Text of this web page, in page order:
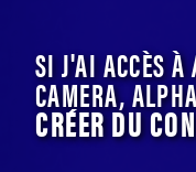
SI J'AI ACCÈS À
CAMERA,
CRÉER DU